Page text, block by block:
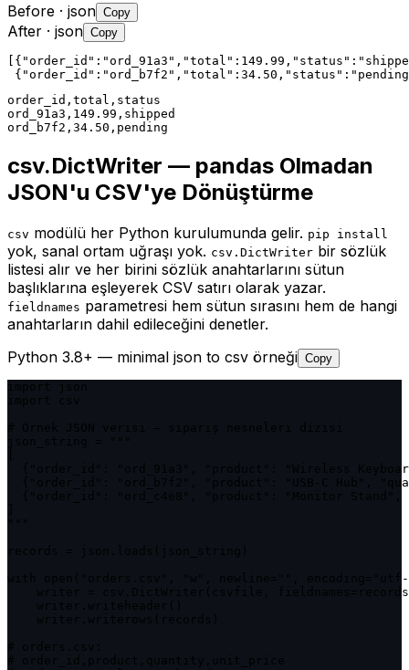
Before · json Copy
After · json Copy
order_id,total,status
ord_91a3,149.99,shipped
ord_b7f2,34.50,pending
csv.DictWriter — pandas Olmadan
JSON'u CSV'ye Dönüştürme
csv modülü her Python kurulumunda gelir. pip install
yok, sanal ortam uğraşı yok. csv.DictWriter bir sözlük
listesi alır ve her birini sözlük anahtarlarını sütun
başlıklarına eşleyerek CSV satırı olarak yazar.
fieldnames parametresi hem sütun sırasını hem de hangi
anahtarların dahil edileceğini denetler.
Python 3.8+ — minimal json to csv örneği Copy
{"order_id": "ord_91a3", "product": "Wireless
{"order_id": "ord_b7f2", "product": "USB-C Hub",
with open("orders.csv", "w", newline="",
writer = csv.DictWriter(csvfile,